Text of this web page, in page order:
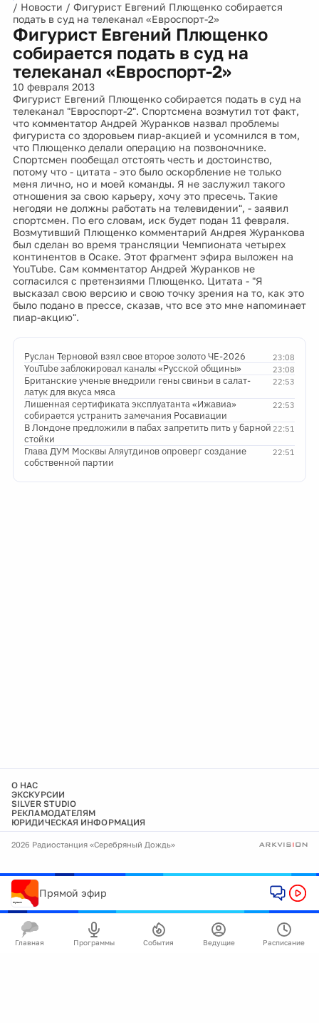
/ Новости / Фигурист Евгений Плющенко собирается
подать в суд на телеканал «Евроспорт-2»
Фигурист Евгений Плющенко
собирается подать в суд на
телеканал «Евроспорт-2»
10 февраля 2013
Фигурист Евгений Плющенко собирается подать в суд на
телеканал "Евроспорт-2". Спортсмена возмутил тот факт,
что комментатор Андрей Журанков назвал проблемы
фигуриста со здоровьем пиар-акцией и усомнился в том,
что Плющенко делали операцию на позвоночнике.
Спортсмен пообещал отстоять честь и достоинство,
потому что - цитата - это было оскорбление не только
меня лично, но и моей команды. Я не заслужил такого
отношения за свою карьеру, хочу это пресечь. Такие
негодяи не должны работать на телевидении", - заявил
спортсмен. По его словам, иск будет подан 11 февраля.
Возмутивший Плющенко комментарий Андрея Журанкова
был сделан во время трансляции Чемпионата четырех
континентов в Осаке. Этот фрагмент эфира выложен на
YouTube. Сам комментатор Андрей Журанков не
согласился с претензиями Плющенко. Цитата - "Я
высказал свою версию и свою точку зрения на то, как это
было подано в прессе, сказав, что все это мне напоминает
пиар-акцию".
23:08
Руслан Терновой взял свое второе золото ЧЕ-2026
23:08
YouTube заблокировал каналы «Русской общины»
22:53
Британские ученые внедрили гены свиньи в салат-
латук для вкуса мяса
22:53
Лишенная сертификата эксплуатанта «Ижавиа»
собирается устранить замечания Росавиации
22:51
В Лондоне предложили в пабах запретить пить у барной
стойки
22:51
Глава ДУМ Москвы Аляутдинов опроверг создание
собственной партии
О НАС
ЭКСКУРСИИ
SILVER STUDIO
РЕКЛАМОДАТЕЛЯМ
ЮРИДИЧЕСКАЯ ИНФОРМАЦИЯ
2026 Радиостанция «Серебряный Дождь»
Прямой эфир
Главная Программы События Ведущие Расписание